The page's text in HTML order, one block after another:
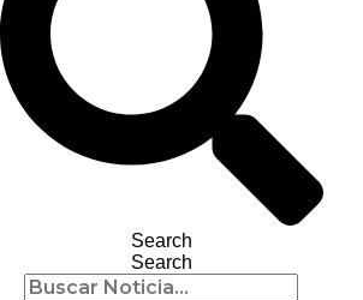
Search
Search